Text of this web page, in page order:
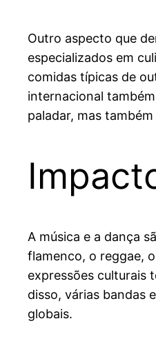
Outro aspecto que
especializados em
comidas típicas de
internacional
paladar, mas
A música e a dança
flamenco, o reggae,
expressões culturais
disso, várias bandas
globais.